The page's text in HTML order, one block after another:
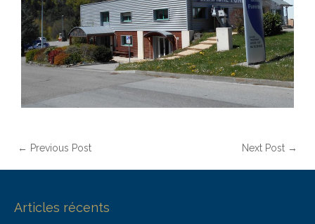
← Previous Post Next Post →
Articles récents